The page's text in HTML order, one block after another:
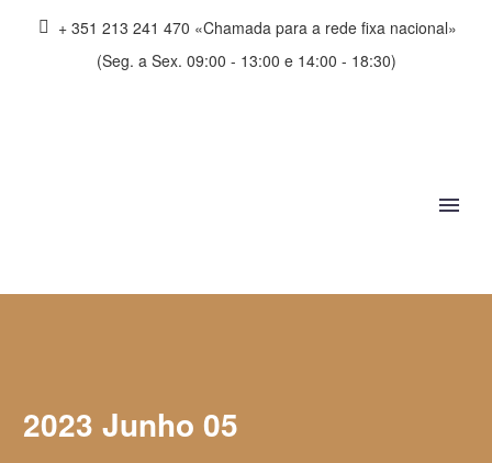
+ 351 213 241 470 «Chamada para a rede fixa nacional»
(Seg. a Sex. 09:00 - 13:00 e 14:00 - 18:30)
2023 Junho 05